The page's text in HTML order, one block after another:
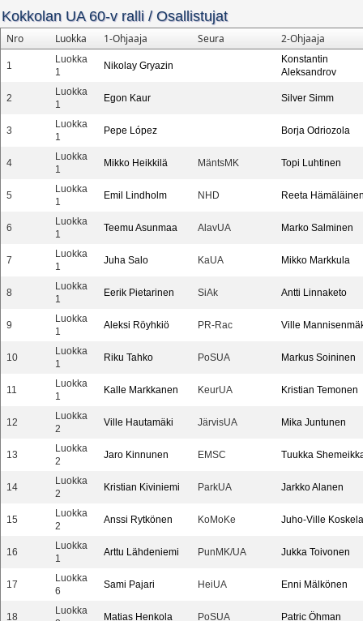
Kokkolan UA 60-v ralli / Osallistujat
Nro Luokka 1-Ohjaaja Seura 2-Ohjaaja
1
Luokka
1
Nikolay Gryazin
Konstantin
Aleksandrov
2
Luokka
1
Egon Kaur Silver Simm
3
Luokka
1
Pepe López Borja Odriozola
4
Luokka
1
Mikko Heikkilä MäntsMK Topi Luhtinen
5
Luokka
1
Emil Lindholm NHD Reeta
6
Luokka
1
Teemu Asunmaa AlavUA Marko Salminen
7
Luokka
1
Juha Salo KaUA Mikko Markkula
8
Luokka
1
Eerik Pietarinen SiAk Antti Linnaketo
9
Luokka
1
Aleksi Röyhkiö PR-Rac Ville
10
Luokka
1
Riku Tahko PoSUA Markus Soininen
11
Luokka
1
Kalle Markkanen KeurUA Kristian Temonen
12
Luokka
2
Ville Hautamäki JärvisUA Mika Juntunen
13
Luokka
2
Jaro Kinnunen EMSC Tuukka
14
Luokka
2
Kristian Kiviniemi ParkUA Jarkko Alanen
15
Luokka
2
Anssi Rytkönen KoMoKe Juho-Ville Koskela
16
Luokka
1
Arttu Lähdeniemi PunMK/UA Jukka Toivonen
17
Luokka
6
Sami Pajari HeiUA Enni Mälkönen
18
Luokka
Matias Henkola PoSUA Patric Öhman